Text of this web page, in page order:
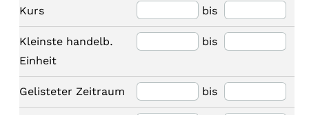
Kurs bis
Kleinste handelb.
Einheit
bis
Gelisteter Zeitraum bis